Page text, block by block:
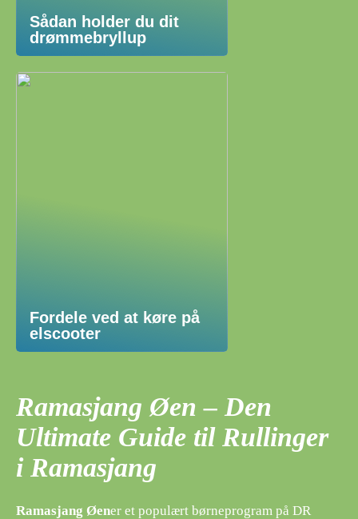
Sådan holder du dit
drømmebryllup
Fordele ved at køre på
elscooter
Ramasjang Øen – Den
Ultimate Guide til Rullinger
i Ramasjang
Ramasjang Øener et populært børneprogram på DR